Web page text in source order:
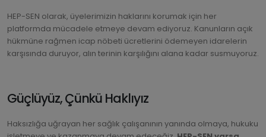
HEP-SEN olarak, üyelerimizin haklarını korumak için her
platformda mücadele etmeye devam ediyoruz. Kanunların açık
hükmüne rağmen icap nöbeti ücretlerini ödemeyen idarelerin
karşısında duruyor, alın terinin karşılığını alana kadar susmuyoruz.
Güçlüyüz, Çünkü Haklıyız
Haksızlığa uğrayan her sağlık çalışanının yanında olmaya, hukuku